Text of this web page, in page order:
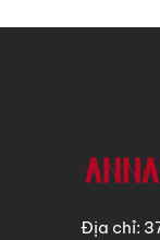
Địa chỉ: